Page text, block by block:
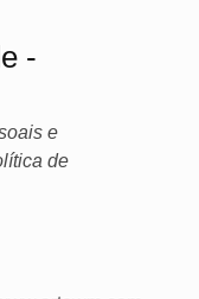
-
e
de